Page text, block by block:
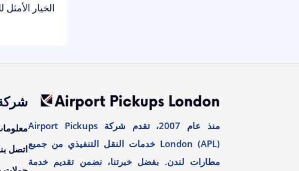
الخيار
منذ عام 2007، تقدم شركة Airport Pickups
London (APL) خدمات النقل التنفيذي من جميع
مطارات لندن. بفضل خبرتنا، نضمن تقديم خدمة
اتصل